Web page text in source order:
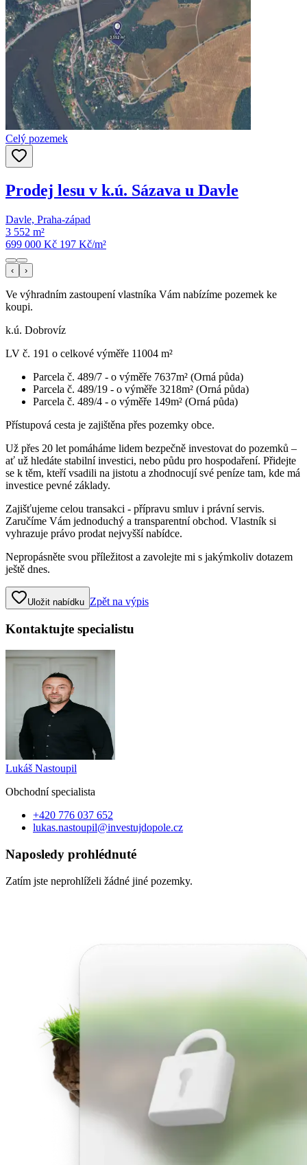
Celý pozemek
Prodej lesu v k.ú. Sázava u Davle
Davle, Praha-západ
3 552 m²
699 000 Kč 197 Kč/m²
‹ ›
Ve výhradním zastoupení vlastníka Vám nabízíme pozemek ke
koupi.
k.ú. Dobrovíz
LV č. 191 o celkové výměře 11004 m²
Parcela č. 489/7 - o výměře 7637m² (Orná půda)
Parcela č. 489/19 - o výměře 3218m² (Orná půda)
Parcela č. 489/4 - o výměře 149m² (Orná půda)
Přístupová cesta je zajištěna přes pozemky obce.
Už přes 20 let pomáháme lidem bezpečně investovat do pozemků –
ať už hledáte stabilní investici, nebo půdu pro hospodaření. Přidejte
se k těm, kteří vsadili na jistotu a zhodnocují své peníze tam, kde má
investice pevné základy.
Zajišťujeme celou transakci - přípravu smluv i právní servis.
Zaručíme Vám jednoduchý a transparentní obchod. Vlastník si
vyhrazuje právo prodat nejvyšší nabídce.
Nepropásněte svou příležitost a zavolejte mi s jakýmkoliv dotazem
ještě dnes.
Uložit nabídku Zpět na výpis
Kontaktujte specialistu
Lukáš Nastoupil
Obchodní specialista
+420 776 037 652
lukas.nastoupil@investujdopole.cz
Naposledy prohlédnuté
Zatím jste neprohlíželi žádné jiné pozemky.